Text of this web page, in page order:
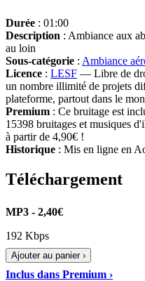
Durée : 01:00
Description : Ambiance aux
au loin
Sous-catégorie : Ambiance
Licence : LESF — Libre de
un nombre illimité de projets
plateforme, partout dans le
Premium : Ce bruitage est
15398 bruitages et musiques
à partir de 4,90€ !
Historique : Mis en ligne en
Téléchargement
MP3 - 2,40€
192 Kbps
Ajouter au panier ›
Inclus dans Premium ›